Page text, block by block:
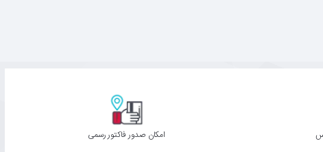
امکان صدور فاکتور رسمی